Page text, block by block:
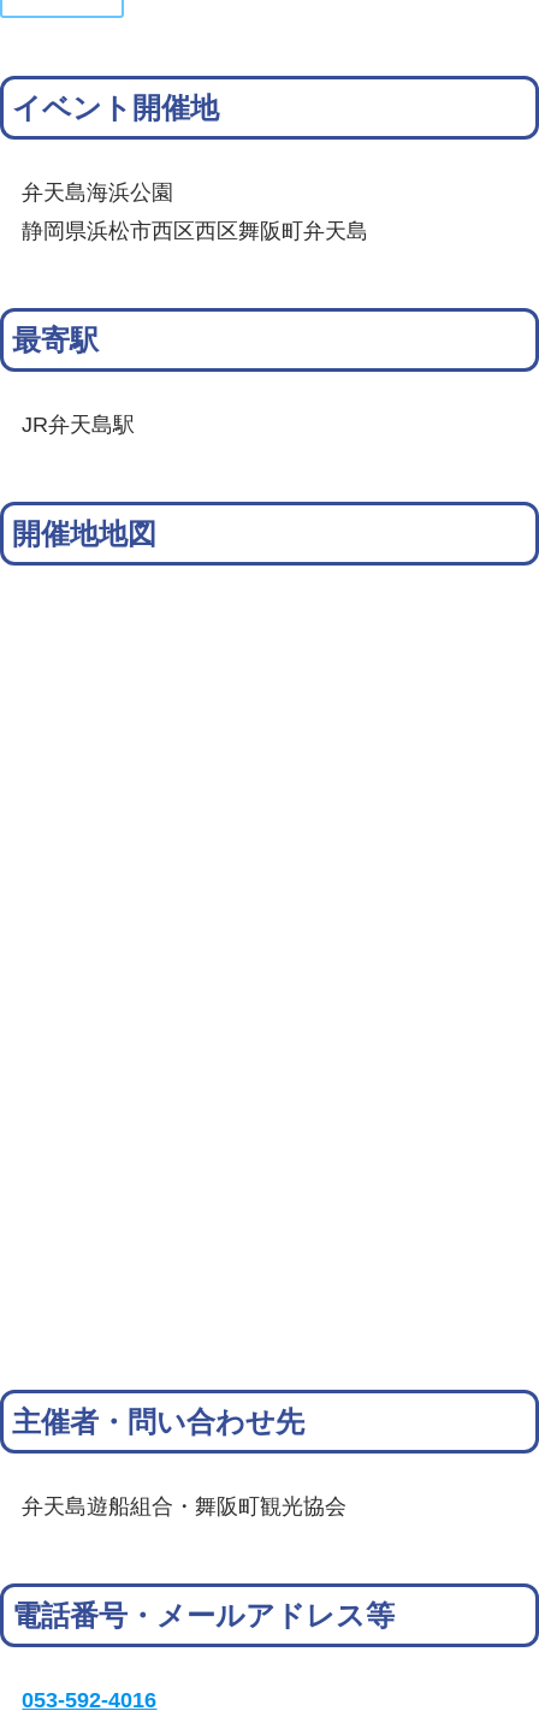
イベント開催地
弁天島海浜公園
静岡県浜松市西区西区舞阪町弁天島
最寄駅
JR弁天島駅
開催地地図
主催者・問い合わせ先
弁天島遊船組合・舞阪町観光協会
電話番号・メールアドレス等
053-592-4016